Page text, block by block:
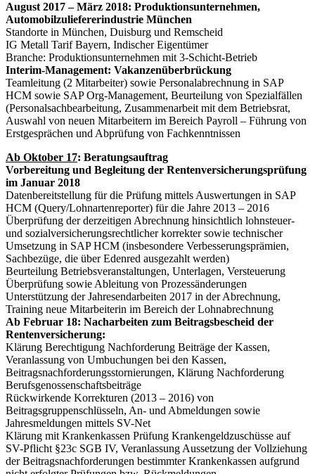
August 2017 – März 2018: Produktionsunternehmen,
Automobilzuliefererindustrie München
Standorte in München, Duisburg und Remscheid
IG Metall Tarif Bayern, Indischer Eigentümer
Branche: Produktionsunternehmen mit 3-Schicht-Betrieb
Interim-Management: Vakanzenüberbrückung
Teamleitung (2 Mitarbeiter) sowie Personalabrechnung in SAP
HCM sowie SAP Org-Management, Beurteilung von Spezialfällen
(Personalsachbearbeitung, Zusammenarbeit mit dem Betriebsrat,
Auswahl von neuen Mitarbeitern im Bereich Payroll – Führung von
Erstgesprächen und Abprüfung von Fachkenntnissen
Ab Oktober 17: Beratungsauftrag
Vorbereitung und Begleitung der Rentenversicherungsprüfung
im Januar 2018
Datenbereitstellung für die Prüfung mittels Auswertungen in SAP
HCM (Query/Lohnartenreporter) für die Jahre 2013 – 2016
Überprüfung der derzeitigen Abrechnung hinsichtlich lohnsteuer-
und sozialversicherungsrechtlicher korrekter sowie technischer
Umsetzung in SAP HCM (insbesondere Verbesserungsprämien,
Sachbezüge, die über Edenred ausgezahlt werden)
Beurteilung Betriebsveranstaltungen, Unterlagen, Versteuerung
Überprüfung sowie Ableitung von Prozessänderungen
Unterstützung der Jahresendarbeiten 2017 in der Abrechnung,
Training neue Mitarbeiterin im Bereich der Lohnabrechnung
Ab Februar 18: Nacharbeiten zum Beitragsbescheid der
Rentenversicherung:
Klärung Berechtigung Nachforderung Beiträge der Kassen,
Veranlassung von Umbuchungen bei den Kassen,
Beitragsnachforderungsstornierungen, Klärung Nachforderung
Berufsgenossenschaftsbeiträge
Rückwirkende Korrekturen (2013 – 2016) von
Beitragsgruppenschlüsseln, An- und Abmeldungen sowie
Jahresmeldungen mittels SV-Net
Klärung mit Krankenkassen Prüfung Krankengeldzuschüsse auf
SV-Pflicht §23c SGB IV, Veranlassung Aussetzung der Vollziehung
der Beitragsnachforderungen bestimmter Krankenkassen aufgrund